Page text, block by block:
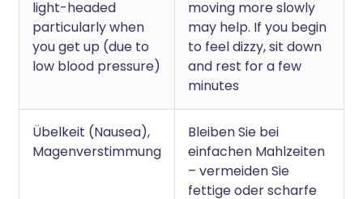
light-headed
particularly when
you get up (due to
low blood pressure)
moving more slowly
may help. If you begin
to feel dizzy, sit down
and rest for a few
minutes
Übelkeit (Nausea),
Magenverstimmung
Bleiben Sie bei
einfachen Mahlzeiten
– vermeiden Sie
fettige oder scharfe